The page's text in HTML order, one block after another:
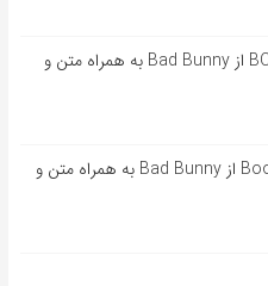
آهنگ اسپانیایی BOKeTE از Bad Bunny به همراه متن و
آهنگ اسپانیایی Booker T از Bad Bunny به همراه متن و